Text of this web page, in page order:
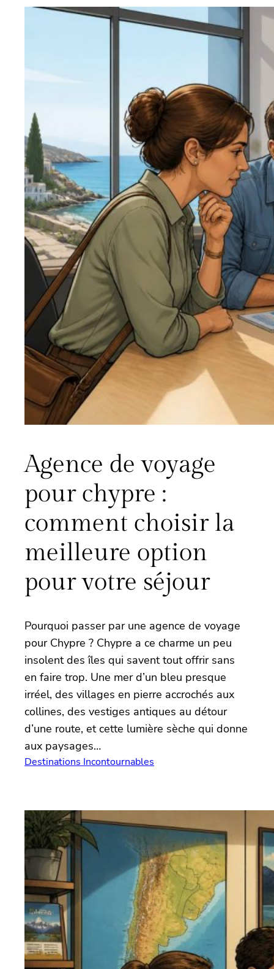
Agence de voyage
pour chypre :
comment choisir la
meilleure option
pour votre séjour
Pourquoi passer par une agence de voyage
pour Chypre ? Chypre a ce charme un peu
insolent des îles qui savent tout offrir sans
en faire trop. Une mer d’un bleu presque
irréel, des villages en pierre accrochés aux
collines, des vestiges antiques au détour
d’une route, et cette lumière sèche qui donne
aux paysages…
Destinations Incontournables